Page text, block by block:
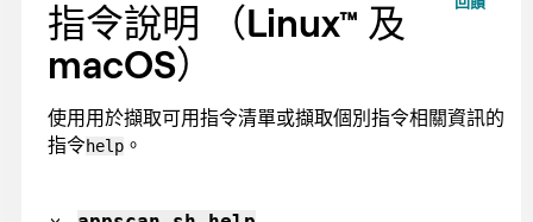
指令說明 （Linux™ 及
macOS）
使用用於擷取可用指令清單或擷取個別指令相關資訊的
指令help 。